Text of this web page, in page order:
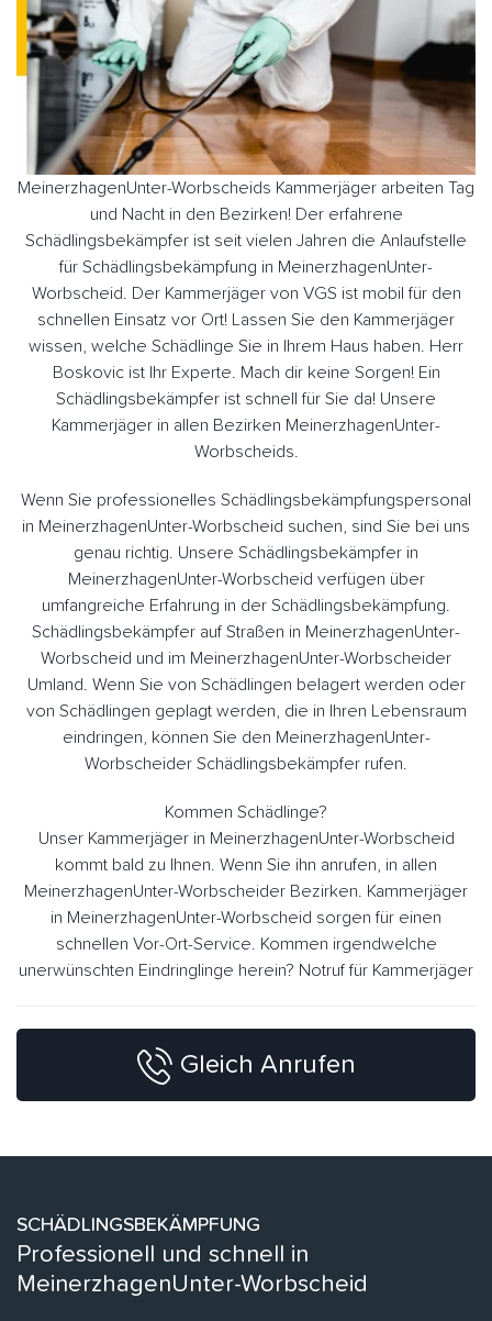
MeinerzhagenUnter-Worbscheids Kammerjäger arbeiten Tag
und Nacht in den Bezirken! Der erfahrene
Schädlingsbekämpfer ist seit vielen Jahren die Anlaufstelle
für Schädlingsbekämpfung in MeinerzhagenUnter-
Worbscheid. Der Kammerjäger von VGS ist mobil für den
schnellen Einsatz vor Ort! Lassen Sie den Kammerjäger
wissen, welche Schädlinge Sie in Ihrem Haus haben. Herr
Boskovic ist Ihr Experte. Mach dir keine Sorgen! Ein
Schädlingsbekämpfer ist schnell für Sie da! Unsere
Kammerjäger in allen Bezirken MeinerzhagenUnter-
Worbscheids.
Wenn Sie professionelles Schädlingsbekämpfungspersonal
in MeinerzhagenUnter-Worbscheid suchen, sind Sie bei uns
genau richtig. Unsere Schädlingsbekämpfer in
MeinerzhagenUnter-Worbscheid verfügen über
umfangreiche Erfahrung in der Schädlingsbekämpfung.
Schädlingsbekämpfer auf Straßen in MeinerzhagenUnter-
Worbscheid und im MeinerzhagenUnter-Worbscheider
Umland. Wenn Sie von Schädlingen belagert werden oder
von Schädlingen geplagt werden, die in Ihren Lebensraum
eindringen, können Sie den MeinerzhagenUnter-
Worbscheider Schädlingsbekämpfer rufen.
Kommen Schädlinge?
Unser Kammerjäger in MeinerzhagenUnter-Worbscheid
kommt bald zu Ihnen. Wenn Sie ihn anrufen, in allen
MeinerzhagenUnter-Worbscheider Bezirken. Kammerjäger
in MeinerzhagenUnter-Worbscheid sorgen für einen
schnellen Vor-Ort-Service. Kommen irgendwelche
unerwünschten Eindringlinge herein? Notruf für Kammerjäger
Gleich Anrufen
SCHÄDLINGSBEKÄMPFUNG
Professionell und schnell in
MeinerzhagenUnter-Worbscheid